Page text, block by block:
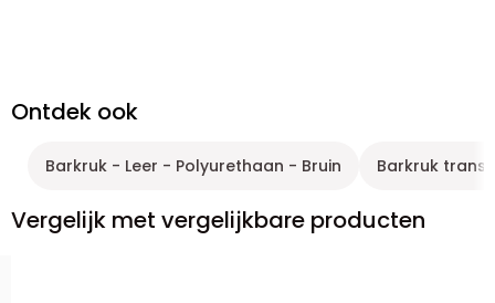
Ontdek ook
Barkruk - Leer - Polyurethaan - Bruin Barkruk
Vergelijk met vergelijkbare producten